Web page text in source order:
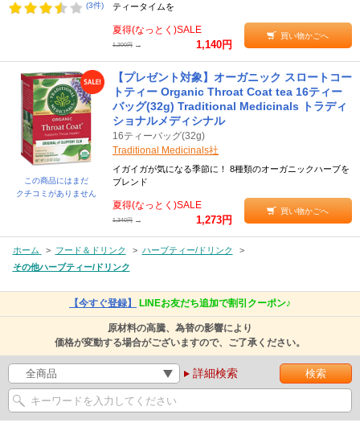
(3件)
ティータイムを
夏得(なっとく)SALE
1,200円 → 1,140円
買い物かごへ
この商品にはまだ
クチコミがありません
【プレゼント対象】オーガニック スロートコー
トティー Organic Throat Coat tea 16ティー
バッグ(32g) Traditional Medicinals トラディ
ショナルメディシナル
16ティーバッグ(32g)
Traditional Medicinals社
イガイガが気になる季節に！ 8種類のオーガニックハーブを
ブレンド
夏得(なっとく)SALE
1,340円 → 1,273円
買い物かごへ
ホーム > フード＆ドリンク > ハーブティー/ドリンク
>
その他ハーブティー/ドリンク
【今すぐ登録】 LINEお友だち追加で割引クーポン♪
原材料の高騰、為替の影響により
価格が変動する場合がございますので、ご了承ください。
詳細検索